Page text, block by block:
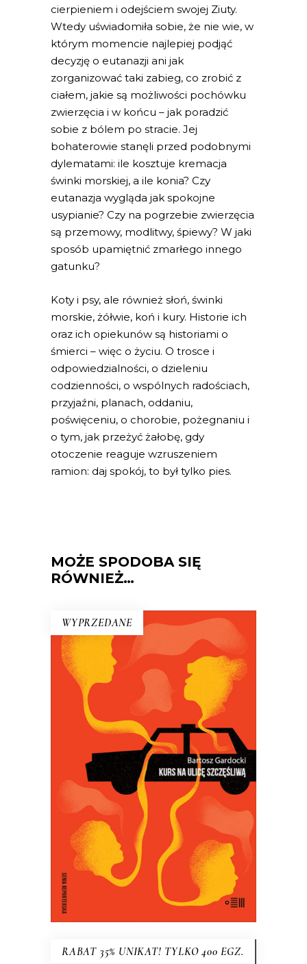
cierpieniem i odejściem swojej Ziuty.
Wtedy uświadomiła sobie, że nie wie, w
którym momencie najlepiej podjąć
decyzję o eutanazji ani jak
zorganizować taki zabieg, co zrobić z
ciałem, jakie są możliwości pochówku
zwierzęcia i w końcu – jak poradzić
sobie z bólem po stracie. Jej
bohaterowie stanęli przed podobnymi
dylematami: ile kosztuje kremacja
świnki morskiej, a ile konia? Czy
eutanazja wygląda jak spokojne
usypianie? Czy na pogrzebie zwierzęcia
są przemowy, modlitwy, śpiewy? W jaki
sposób upamiętnić zmarłego innego
gatunku?
Koty i psy, ale również słoń, świnki
morskie, żółwie, koń i kury. Historie ich
oraz ich opiekunów są historiami o
śmierci – więc o życiu. O trosce i
odpowiedzialności, o dzieleniu
codzienności, o wspólnych radościach,
przyjaźni, planach, oddaniu,
poświęceniu, o chorobie, pożegnaniu i
o tym, jak przeżyć żałobę, gdy
otoczenie reaguje wzruszeniem
ramion: daj spokój, to był tylko pies.
MOŻE SPODOBA SIĘ
RÓWNIEŻ…
WYPRZEDANE
E-BOOK DO KOSZYKA
KURS NA ULICĘ SZCZĘŚLIWĄ
Kiedy Bartosz Gardocki usiadł za
kierownicą taksówki, poczuł się
szczęśliwy. Szybko się okazało, że jego
pasażerowie też szukają szczęścia…
37.00 zł 18.50
RABAT 35% UNIKAT! TYLKO 400 EGZ.